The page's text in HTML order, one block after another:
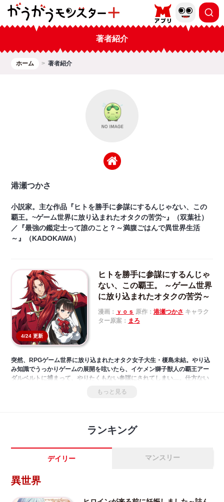
著者紹介
ホーム 著者紹介
港瀬つかさ
小説家。主な作品『ヒトを勝手に参謀にするんじゃない、この
覇王。~ゲーム世界に放り込まれたオタクの苦労~』（双葉社）
／『最強の鑑定士って誰のこと？～満腹ごはんで異世界生活
～』（KADOKAWA）
4/24 更新
ヒトを勝手に参謀にするんじゃ
ない、この覇王。 ～ゲーム世界
に放り込まれたオタクの苦労～
漫画： ｙｏｓ 原作： 港瀬つかさ キャラク
ター原案： まろ
突然、RPGゲーム世界に放り込まれたオタク女子大生・榎島未結。やり込
み知識でうっかりゲームの展開を呟いたら、イケメン獅子獣人の覇王アー
ダルベルトに捕まって、やりたくもない参謀にされてしまい…。仕方ない
から、ゲーム知識を《予言》にして、国と覇王（推し）の破滅を乗り越え
よう!?「小説家になろう」発、第七回ネット小説大賞受賞作が堂々書籍
もっと見る
ランキング
デイリー マンスリー
異世界